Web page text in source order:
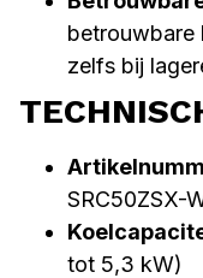
betrouwbare
zelfs bij
SRC50ZSX-
tot 5,3 kW)